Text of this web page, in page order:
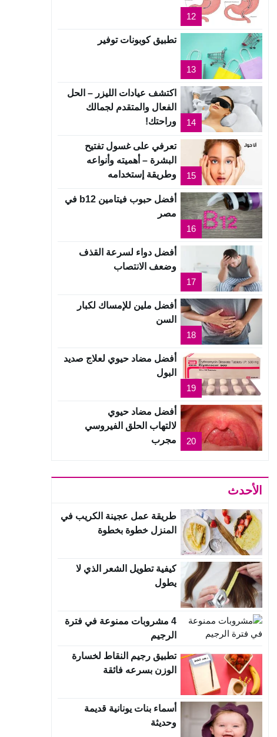
12
13
تطبيق كوبونات توفير
14
اكتشف عيادات الليزر – الحل
الفعال والمتقدم لجمالك
وراحتك!
15
تعرفي على غسول تفتيح
البشرة – أهميته وأنواعه
وطريقة إستخدامه
16
أفضل حبوب فيتامين b12 في
مصر
17
أفضل دواء لسرعة القذف
وضعف الانتصاب
18
أفضل ملين للإمساك لكبار
السن
19
أفضل مضاد حيوي لعلاج صديد
البول
20
أفضل مضاد حيوي
لالتهاب الحلق الفيروسي
مجرب
الأحدث
طريقة عمل عجينة الكريب في
المنزل خطوة بخطوة
كيفية تطويل الشعر الذي لا
يطول
4 مشروبات ممنوعة في فترة
الرجيم
تطبيق رجيم النقاط لخسارة
الوزن بسرعه فائقة
أسماء بنات يونانية قديمة
وحديثة